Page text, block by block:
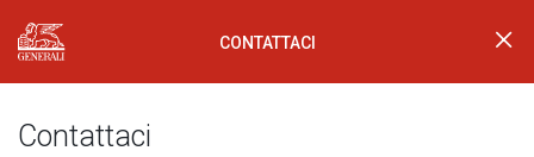
Generali Logo CONTATTACI
Contattaci